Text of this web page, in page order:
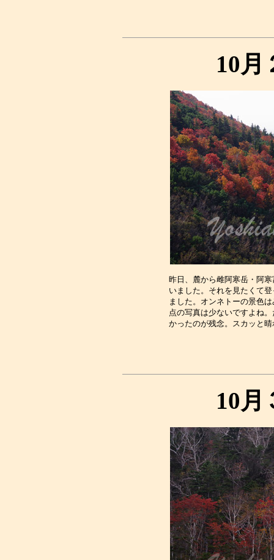
10月
昨日、麓から雌阿寒岳・阿
いました。それを見たくて
ました。オンネトーの景色
点の写真は少ないですよね
10月